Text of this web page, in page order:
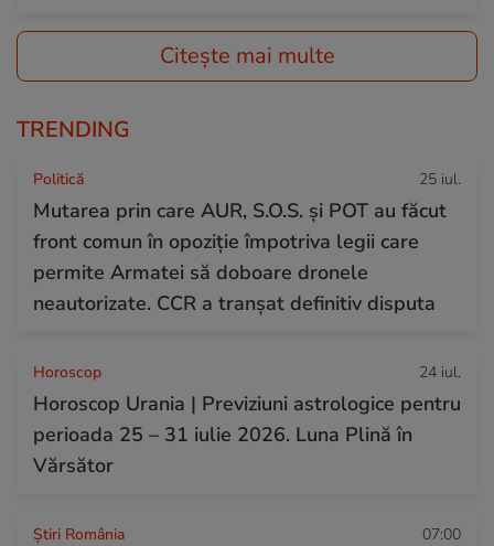
Citește mai multe
TRENDING
Politică 25 iul.
Mutarea prin care AUR, S.O.S. și POT au făcut
front comun în opoziție împotriva legii care
permite Armatei să doboare dronele
neautorizate. CCR a tranșat definitiv disputa
Horoscop 24 iul.
Horoscop Urania | Previziuni astrologice pentru
perioada 25 – 31 iulie 2026. Luna Plină în
Vărsător
Știri România 07:00